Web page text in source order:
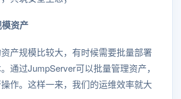
资产
产规模比较大，有时候需要批量部署
通过JumpServer可以批量管理资产，
作。这样一来，我们的运维效率就大